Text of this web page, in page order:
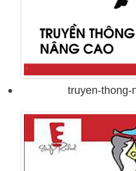
truyen-thong-